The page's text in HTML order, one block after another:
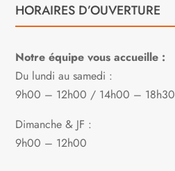
HORAIRES D’OUVERTURE
Notre équipe vous accueille :
Du lundi au samedi :
9h00 – 12h00 / 14h00 – 18h30
Dimanche & JF :
9h00 – 12h00